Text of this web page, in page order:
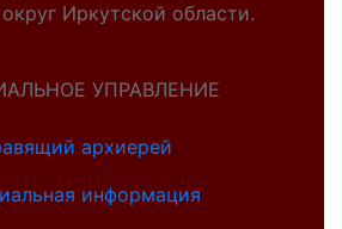
Иркутской области.
УПРАВЛЕНИЕ
архиерей
информация